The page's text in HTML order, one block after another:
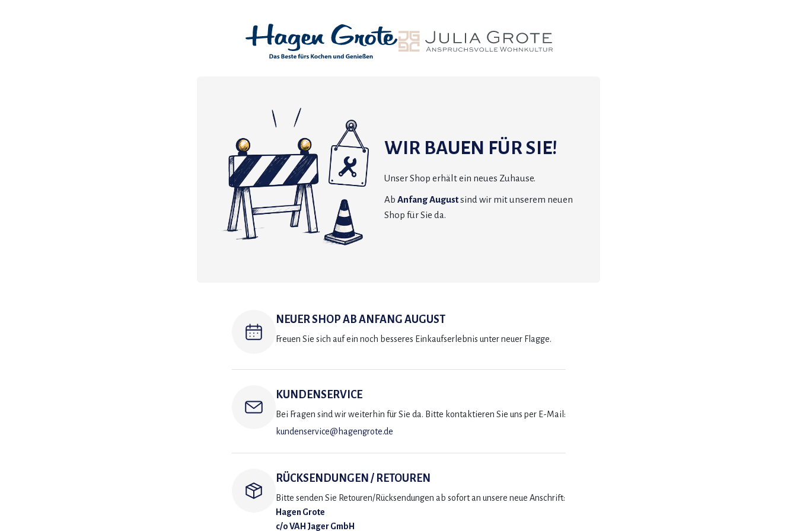
WIR BAUEN FÜR SIE!
Unser Shop erhält ein neues Zuhause.
Ab Anfang Augustsind wir mit unserem neuen
Shop für Sie da.
NEUER SHOP AB ANFANG AUGUST
Freuen Sie sich auf ein noch besseres Einkaufserlebnis unter neuer Flagge.
KUNDENSERVICE
Bei Fragen sind wir weiterhin für Sie da. Bitte kontaktieren Sie uns per E-Mail:
kundenservice@hagengrote.de
RÜCKSENDUNGEN / RETOUREN
Bitte senden Sie Retouren/Rücksendungen ab sofort an unsere neue Anschrift:
Hagen Grote
c/o VAH Jager GmbH